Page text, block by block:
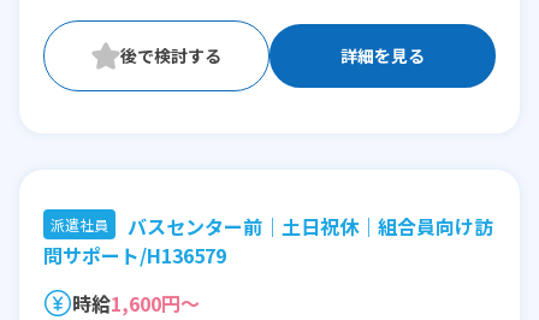
詳細を見る
派遣社員
バスセンター前｜土日祝休｜組合員向け訪
問サポート/H136579
時給1,600円～